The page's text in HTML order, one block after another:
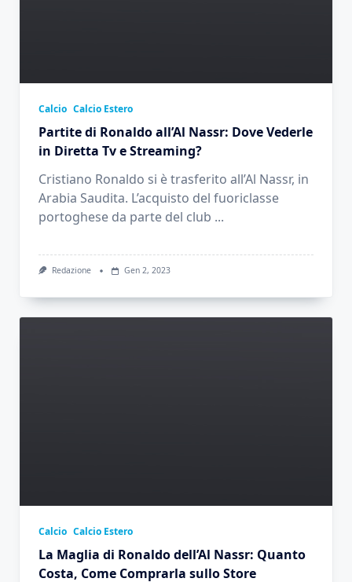
Calcio Calcio Estero
Partite di Ronaldo all’Al Nassr: Dove Vederle
in Diretta Tv e Streaming?
Cristiano Ronaldo si è trasferito all’Al Nassr, in
Arabia Saudita. L’acquisto del fuoriclasse
portoghese da parte del club ...
Redazione Gen 2, 2023
Calcio Calcio Estero
La Maglia di Ronaldo dell’Al Nassr: Quanto
Costa, Come Comprarla sullo Store